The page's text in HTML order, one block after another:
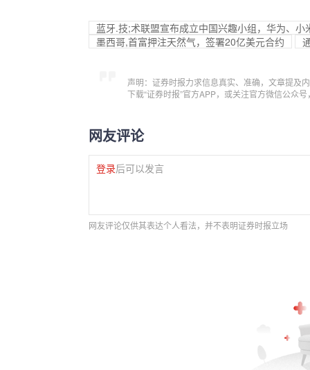
蓝牙.技;术联盟宣布成立中国兴趣小组，华为、
墨西哥,首富押注天然气，签署20亿美元合约
声明：证券时报力求信息真实、准确，文章提及
下载“证券时报”官方APP，或关注官方微信公众
网友评论
登录后可以发言
网友评论仅供其表达个人看法，并不表明证券时报立场